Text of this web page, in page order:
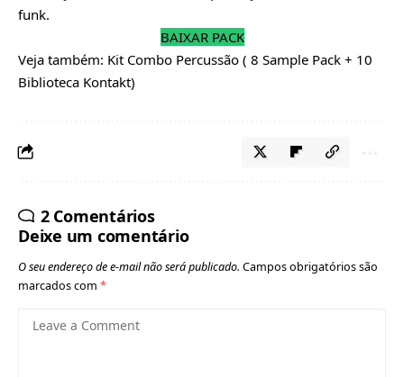
funk.
BAIXAR PACK
Veja também: Kit Combo Percussão ( 8 Sample Pack + 10
Biblioteca Kontakt)
2 Comentários
Deixe um comentário
O seu endereço de e-mail não será publicado. Campos obrigatórios são
marcados com *